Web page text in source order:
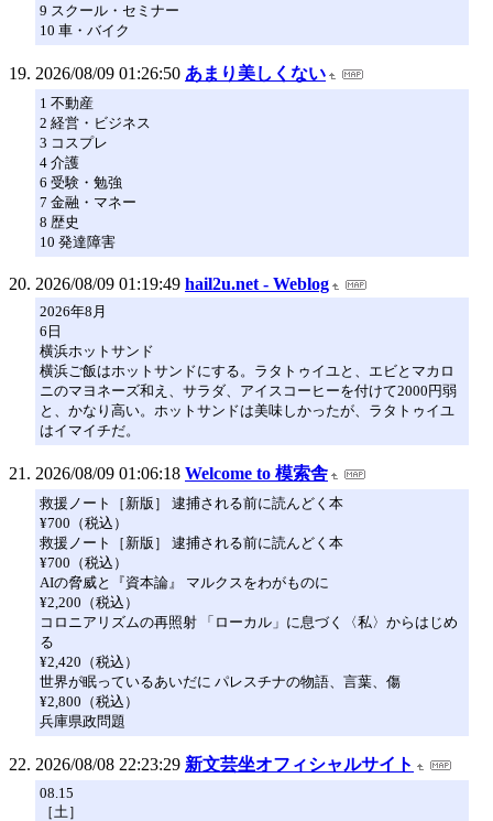
9 スクール・セミナー
10 車・バイク
2026/08/09 01:26:50 あまり美しくない
1 不動産
2 経営・ビジネス
3 コスプレ
4 介護
6 受験・勉強
7 金融・マネー
8 歴史
10 発達障害
2026/08/09 01:19:49 hail2u.net - Weblog
2026年8月
6日
横浜ホットサンド
横浜ご飯はホットサンドにする。ラタトゥイユと、エビとマカロ
ニのマヨネーズ和え、サラダ、アイスコーヒーを付けて2000円弱
と、かなり高い。ホットサンドは美味しかったが、ラタトゥイユ
はイマイチだ。
2026/08/09 01:06:18 Welcome to 模索舎
救援ノート［新版］ 逮捕される前に読んどく本
¥700（税込）
救援ノート［新版］ 逮捕される前に読んどく本
¥700（税込）
AIの脅威と『資本論』 マルクスをわがものに
¥2,200（税込）
コロニアリズムの再照射 「ローカル」に息づく〈私〉からはじめ
る
¥2,420（税込）
世界が眠っているあいだに パレスチナの物語、言葉、傷
¥2,800（税込）
兵庫県政問題
2026/08/08 22:23:29 新文芸坐オフィシャルサイト
08.15
［土］